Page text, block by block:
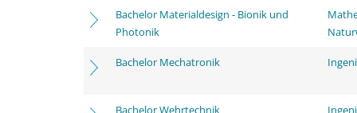
Bachelor Materialdesign - Bionik und
Photonik
Bachelor Mechatronik
Bachelor Wehrtechnik